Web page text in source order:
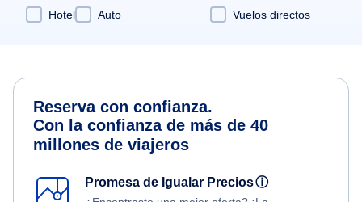
Hotel
Auto Vuelos directos
Reserva con confianza.
Con la confianza de más de 40
millones de viajeros
Promesa de Igualar Preciosⓘ